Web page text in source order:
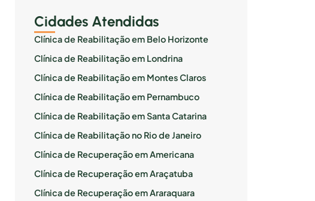
Cidades Atendidas
Clínica de Reabilitação em Belo Horizonte
Clínica de Reabilitação em Londrina
Clínica de Reabilitação em Montes Claros
Clínica de Reabilitação em Pernambuco
Clínica de Reabilitação em Santa Catarina
Clínica de Reabilitação no Rio de Janeiro
Clínica de Recuperação em Americana
Clínica de Recuperação em Araçatuba
Clínica de Recuperação em Araraquara